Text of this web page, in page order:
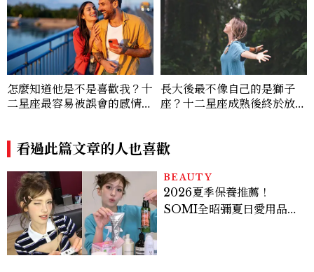
怎麼知道他是不是喜歡我？十
二星座最容易被誤會的感情表
長大後最不像自己的是獅子
座？十二星座成熟後終於放下
看過此篇文章的人也喜歡
BEAUTY
2026夏季保養推薦！
SOMI全昭彌夏日愛用品公